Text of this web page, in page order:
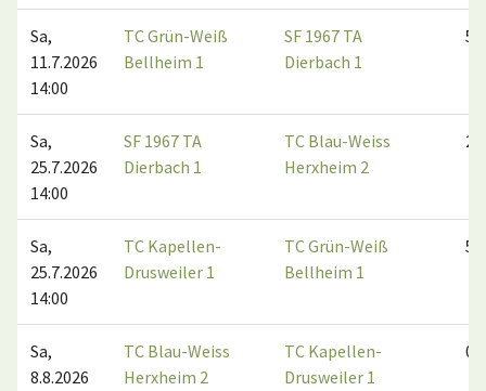
Sa,
11.7.2026
14:00
TC Grün-Weiß
Bellheim 1
SF 1967 TA
Dierbach 1
5:1
Sa,
25.7.2026
14:00
SF 1967 TA
Dierbach 1
TC Blau-Weiss
Herxheim 2
2:4
Sa,
25.7.2026
14:00
TC Kapellen-
Drusweiler 1
TC Grün-Weiß
Bellheim 1
5:1
Sa,
8.8.2026
TC Blau-Weiss
Herxheim 2
TC Kapellen-
Drusweiler 1
0:0